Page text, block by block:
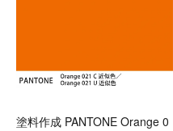
塗料作成 PANTONE Orange 0